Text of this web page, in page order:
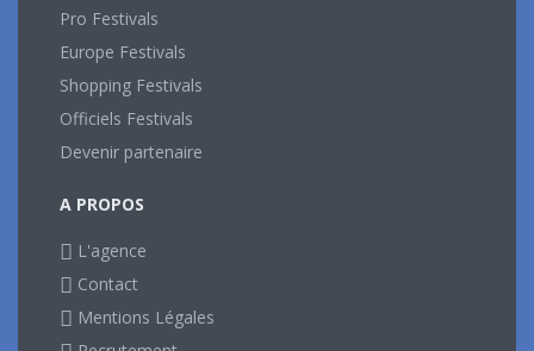
Pro Festivals
Europe Festivals
Shopping Festivals
Officiels Festivals
Devenir partenaire
A PROPOS
L'agence
Contact
Mentions Légales